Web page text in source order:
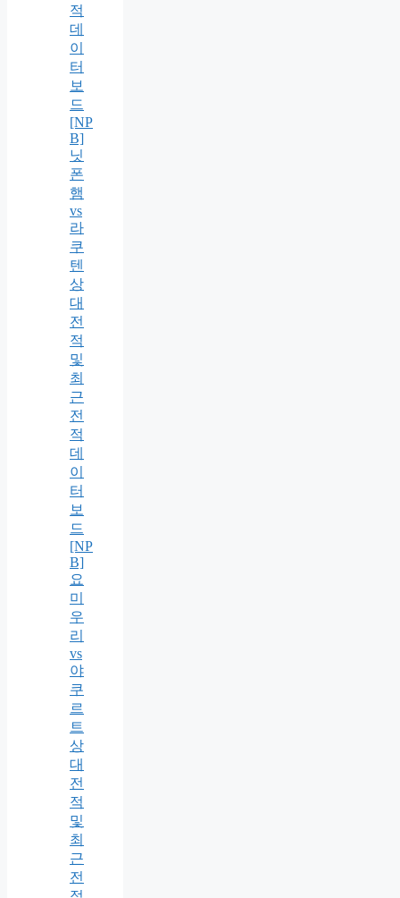
적
데
이
터
보
드
[NP
B]
닛
폰
햄
vs
라
쿠
텐
상
대
전
적
및
최
근
전
적
데
이
터
보
드
[NP
B]
요
미
우
리
vs
야
쿠
르
트
상
대
전
적
및
최
근
전